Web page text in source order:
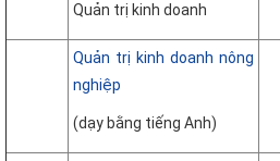
Quản trị kinh doanh
Quản trị kinh doanh nông
nghiệp
(dạy bằng tiếng Anh)